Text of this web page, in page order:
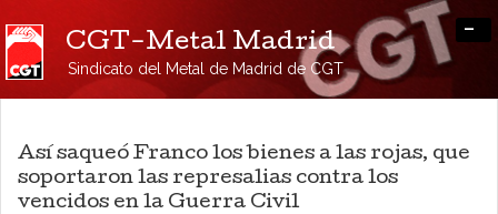
CGT-Metal Madrid
Sindicato del Metal de Madrid de CGT
-
Así saqueó Franco los bienes a las rojas, que
soportaron las represalias contra los
vencidos en la Guerra Civil